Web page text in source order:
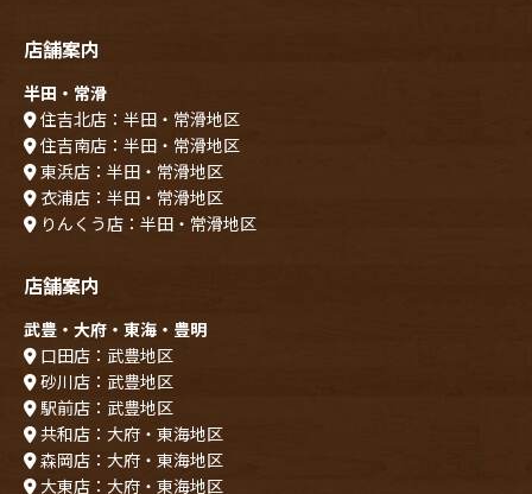
店舗案内
半田・常滑
住吉北店：半田・常滑地区
住吉南店：半田・常滑地区
東浜店：半田・常滑地区
衣浦店：半田・常滑地区
りんくう店：半田・常滑地区
店舗案内
武豊・大府・東海・豊明
口田店：武豊地区
砂川店：武豊地区
駅前店：武豊地区
共和店：大府・東海地区
森岡店：大府・東海地区
大東店：大府・東海地区